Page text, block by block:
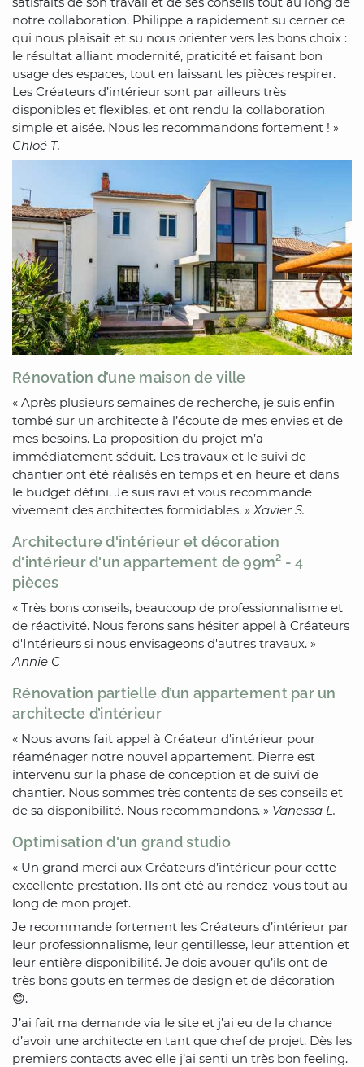
notre collaboration. Philippe a rapidement su cerner ce
qui nous plaisait et su nous orienter vers les bons choix :
le résultat alliant modernité, praticité et faisant bon
usage des espaces, tout en laissant les pièces respirer.
Les Créateurs d’intérieur sont par ailleurs très
disponibles et flexibles, et ont rendu la collaboration
simple et aisée. Nous les recommandons fortement ! »
Chloé T.
Rénovation d’une maison de ville
« Après plusieurs semaines de recherche, je suis enfin
tombé sur un architecte à l’écoute de mes envies et de
mes besoins. La proposition du projet m’a
immédiatement séduit. Les travaux et le suivi de
chantier ont été réalisés en temps et en heure et dans
le budget défini. Je suis ravi et vous recommande
vivement des architectes formidables. »Xavier S.
Architecture d'intérieur et décoration
d'intérieur d'un appartement de 99m² - 4
pièces
« Très bons conseils, beaucoup de professionnalisme et
de réactivité. Nous ferons sans hésiter appel à Créateurs
d'Intérieurs si nous envisageons d'autres travaux. »
Annie C
Rénovation partielle d’un appartement par un
architecte d’intérieur
« Nous avons fait appel à Créateur d'intérieur pour
réaménager notre nouvel appartement. Pierre est
intervenu sur la phase de conception et de suivi de
chantier. Nous sommes très contents de ses conseils et
de sa disponibilité. Nous recommandons. » Vanessa L.
Optimisation d'un grand studio
« Un grand merci aux Créateurs d’intérieur pour cette
excellente prestation. Ils ont été au rendez-vous tout au
long de mon projet.
Je recommande fortement les Créateurs d’intérieur par
leur professionnalisme, leur gentillesse, leur attention et
leur entière disponibilité. Je dois avouer qu’ils ont de
très bons gouts en termes de design et de décoration
😊.
J’ai fait ma demande via le site et j’ai eu de la chance
d’avoir une architecte en tant que chef de projet. Dès les
premiers contacts avec elle j’ai senti un très bon feeling.